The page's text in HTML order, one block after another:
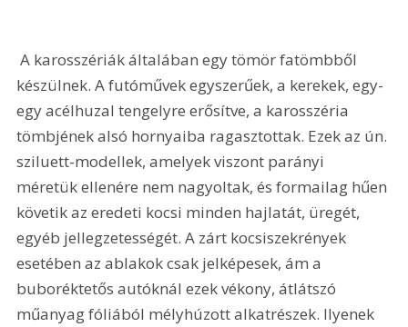
A karosszériák általában egy tömör fatömbből
készülnek. A futóművek egyszerűek, a kerekek, egy-
egy acélhuzal tengelyre erősítve, a karosszéria
tömbjének alsó hornyaiba ragasztottak. Ezek az ún.
sziluett-modellek, amelyek viszont parányi
méretük ellenére nem nagyoltak, és formailag hűen
követik az eredeti kocsi minden hajlatát, üregét,
egyéb jellegzetességét. A zárt kocsiszekrények
esetében az ablakok csak jelképesek, ám a
buboréktetős autóknál ezek vékony, átlátszó
műanyag fóliából mélyhúzott alkatrészek. Ilyenek